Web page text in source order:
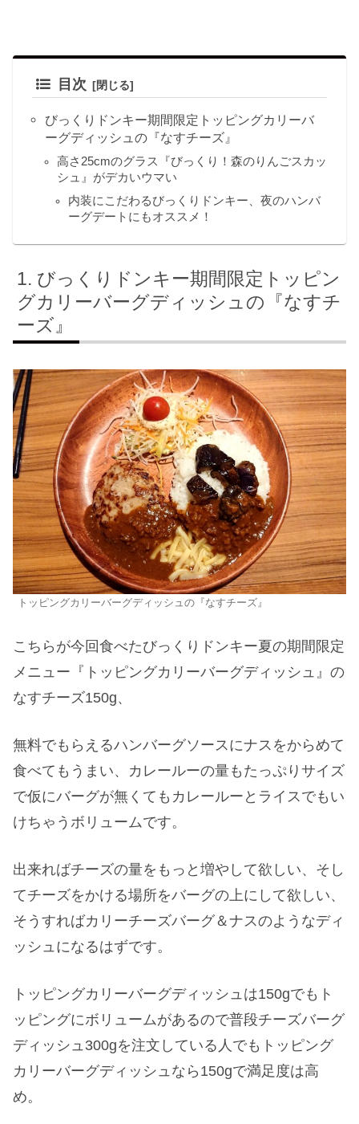
目次
びっくりドンキー期間限定トッピングカリーバ
ーグディッシュの『なすチーズ』
高さ25cmのグラス『びっくり！森のりんごスカッ
シュ』がデカいウマい
内装にこだわるびっくりドンキー、夜のハンバ
ーグデートにもオススメ！
びっくりドンキー期間限定トッピン
グカリーバーグディッシュの『なすチ
ーズ』
トッピングカリーバーグディッシュの『なすチーズ』
こちらが今回食べたびっくりドンキー夏の期間限定
メニュー『トッピングカリーバーグディッシュ』の
なすチーズ150g、
無料でもらえるハンバーグソースにナスをからめて
食べてもうまい、カレールーの量もたっぷりサイズ
で仮にバーグが無くてもカレールーとライスでもい
けちゃうボリュームです。
出来ればチーズの量をもっと増やして欲しい、そし
てチーズをかける場所をバーグの上にして欲しい、
そうすればカリーチーズバーグ＆ナスのようなディ
ッシュになるはずです。
トッピングカリーバーグディッシュは150gでもト
ッピングにボリュームがあるので普段チーズバーグ
ディッシュ300gを注文している人でもトッピング
カリーバーグディッシュなら150gで満足度は高
め。